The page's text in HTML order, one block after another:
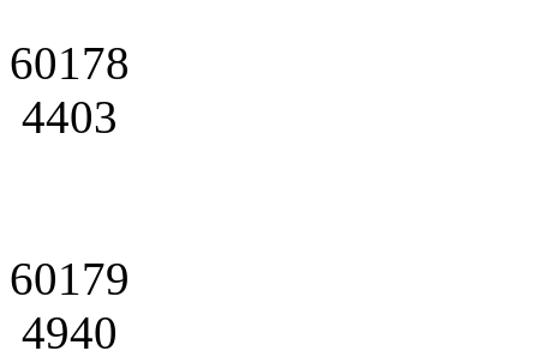
60178
4403
60179
4940